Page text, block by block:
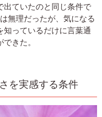
出ていたのと同じ条件で
無理だったが、気になる
知っているだけに言葉通
きた。
を実感する条件